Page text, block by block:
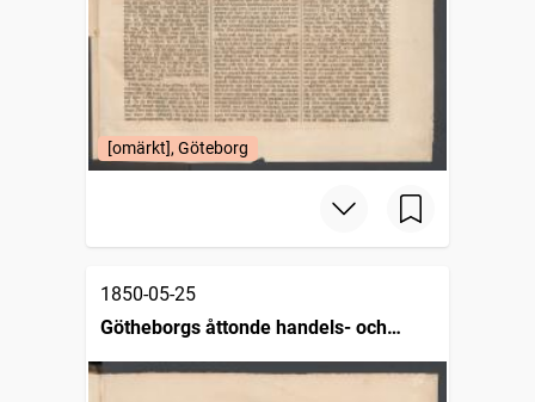
[omärkt], Göteborg
1850-05-25
Götheborgs åttonde handels- och
sjöfartstidning, dagligt annonsblad och
skeppslista